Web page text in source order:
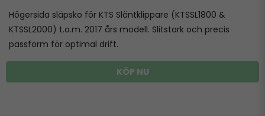
Högersida släpsko för KTS Släntklippare (KTSSL1800 &
KTSSL2000) t.o.m. 2017 års modell. Slitstark och precis
passform för optimal drift.
KÖP NU